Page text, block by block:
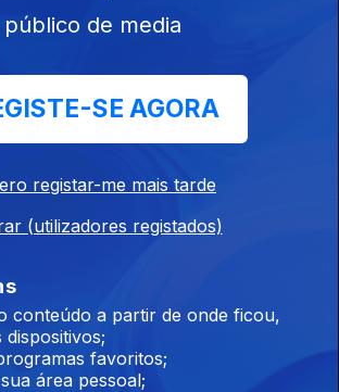
iOS, Android, Apple TV, Android TV e
de media
SE AGORA
registar-me mais tarde
(utilizadores registados)
conteúdo a partir de onde ficou,
dispositivos;
favoritos;
área pessoal;